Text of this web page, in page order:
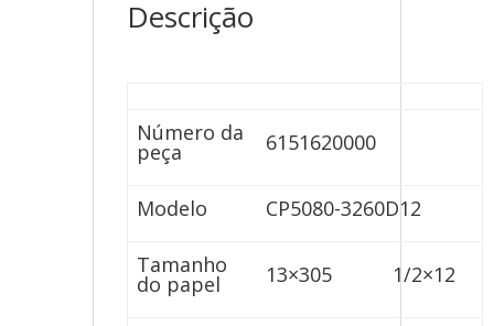
Descrição
Número da
peça 6151620000
Modelo CP5080-3260D12
Tamanho
do papel 13×305 1/2×12